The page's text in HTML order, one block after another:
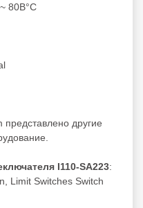
80В°C
другие
I110-SA223:
Limit Switches Switch